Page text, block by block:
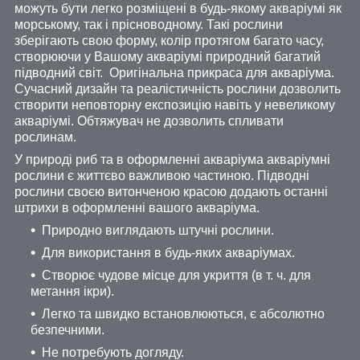
можуть бути легко розміщені в будь-якому акваріумі як
морському, так і прісноводному. Такі рослини
зберігають свою форму, колір протягом багато часу,
створюючи у Вашому акваріумі природний багатий
підводний світ. Оригінальна прикраса для акваріума.
Сучасний дизайн та реалістичність рослини дозволить
створити неповторну експозицію навіть у невеликому
акваріумі. Обтяжувач не дозволить спливати
рослинам.
У природі риб та в оформленні акваріума акваріумні
рослини є життєво важливою частиною. Підводні
рослини своєю витонченою красою додають останні
штрихи в оформленні вашого акваріума.
Природно виглядають штучні рослини.
Для використання в будь-яких акваріумах.
Створює чудове місце для укриття (в т. ч. для
метання ікри).
Легко та швидко встановлюються, є абсолютно
безпечними.
Не потребують догляду.